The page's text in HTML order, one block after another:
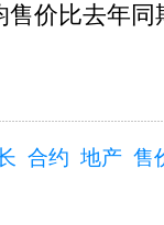
价比去年
合约 地产 售